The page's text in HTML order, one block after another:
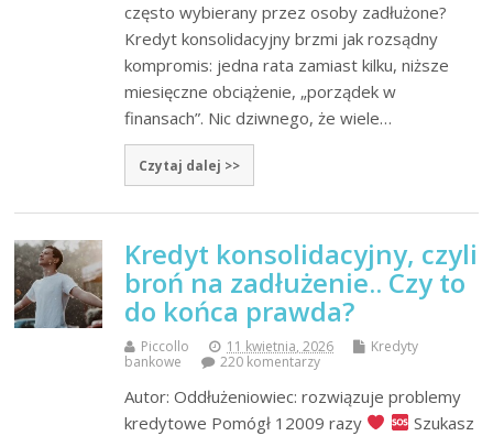
często wybierany przez osoby zadłużone?
Kredyt konsolidacyjny brzmi jak rozsądny
kompromis: jedna rata zamiast kilku, niższe
miesięczne obciążenie, „porządek w
finansach”. Nic dziwnego, że wiele…
Czytaj dalej >>
Kredyt konsolidacyjny, czyli
broń na zadłużenie.. Czy to
do końca prawda?
Piccollo 11 kwietnia, 2026
Kredyty
bankowe
220 komentarzy
Autor: Oddłużeniowiec: rozwiązuje problemy
kredytowe Pomógł 12009 razy
Szukasz